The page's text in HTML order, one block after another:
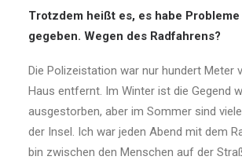
Trotzdem heißt es, es habe
gegeben. Wegen des Radfahrens?
Die Polizeistation war nur hundert Meter
Haus entfernt. Im Winter ist die Gegend
ausgestorben, aber im Sommer sind
der Insel. Ich war jeden Abend mit dem
bin zwischen den Menschen auf der